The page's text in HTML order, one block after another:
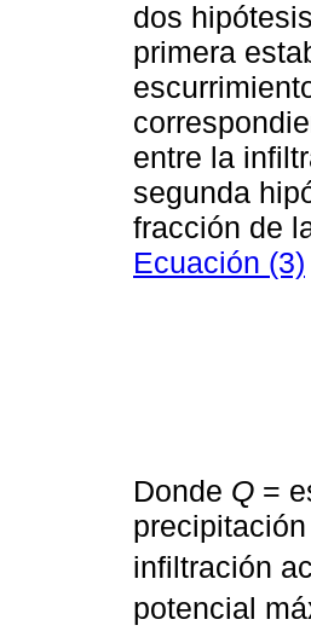
dos
primera
entre la
segunda
fracción de
Ecuación (3)
Donde Q =
infiltración
potencial